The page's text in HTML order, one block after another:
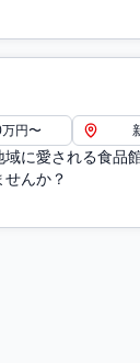
円〜
域に愛される食品
んか？